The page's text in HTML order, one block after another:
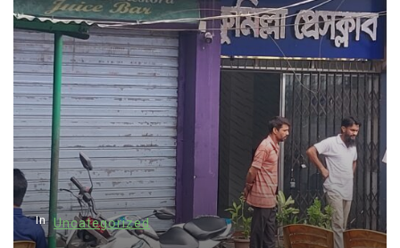
v
i
g
a
t
i
o
n
In Uncategorized